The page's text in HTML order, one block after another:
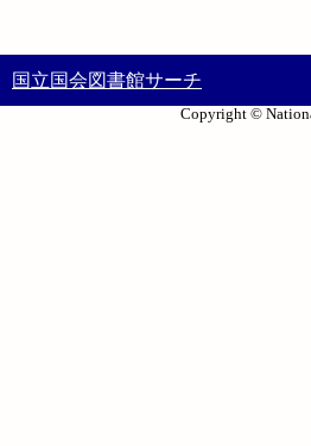
国立国会図書館サーチ
Copyright ©